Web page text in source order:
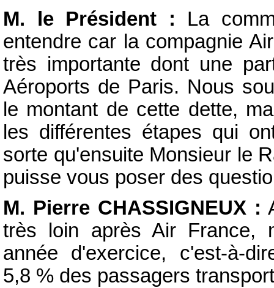
M. le Président : La
entendre car la compagnie
très importante dont une
Aéroports de Paris. Nous
le montant de cette dette,
les différentes étapes qui
sorte qu'ensuite Monsieur le
puisse vous poser des
M. Pierre CHASSIGNEUX :
très loin après Air France,
année d'exercice, c'est-à-
5,8 % des passagers